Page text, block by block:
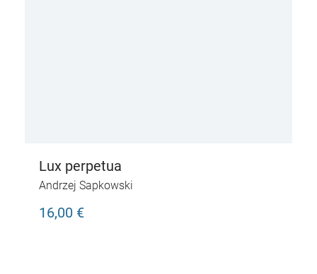
Lux perpetua
Andrzej Sapkowski
16,00 €